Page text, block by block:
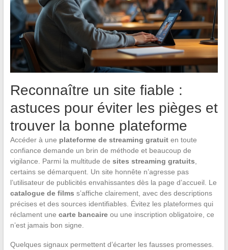
Reconnaître un site fiable :
astuces pour éviter les pièges et
trouver la bonne plateforme
Accéder à une plateforme de streaming gratuiten toute
confiance demande un brin de méthode et beaucoup de
vigilance. Parmi la multitude de sites streaming gratuits
certains se démarquent. Un site honnête n’agresse pas
l’utilisateur de publicités envahissantes dès la page d’accueil. Le
catalogue de films s’affiche clairement, avec des descriptions
précises et des sources identifiables. Évitez les plateformes qui
réclament une carte bancaireou une inscription obligatoire, ce
n’est jamais bon signe.
Quelques signaux permettent d’écarter les fausses promesses.